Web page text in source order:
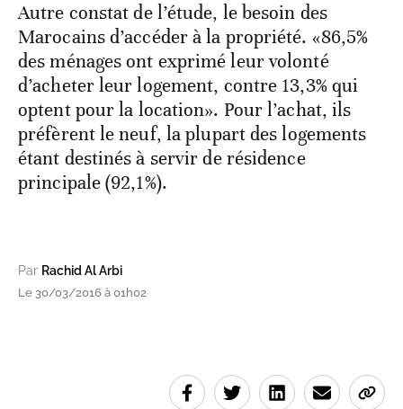
Autre constat de l’étude, le besoin des
Marocains d’accéder à la propriété. «86,5%
des ménages ont exprimé leur volonté
d’acheter leur logement, contre 13,3% qui
optent pour la location». Pour l’achat, ils
préfèrent le neuf, la plupart des logements
étant destinés à servir de résidence
principale (92,1%).
Par Rachid Al Arbi
Le 30/03/2016 à 01h02